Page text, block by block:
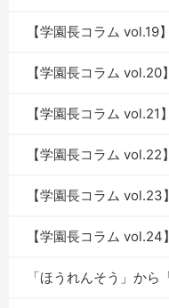
【学園長コラム vol.19
【学園長コラム
【学園長コラム vol.21
【学園長コラム vol.22
【学園長コラム vol.23
【学園長コラム vol.24
「ほうれんそう」から